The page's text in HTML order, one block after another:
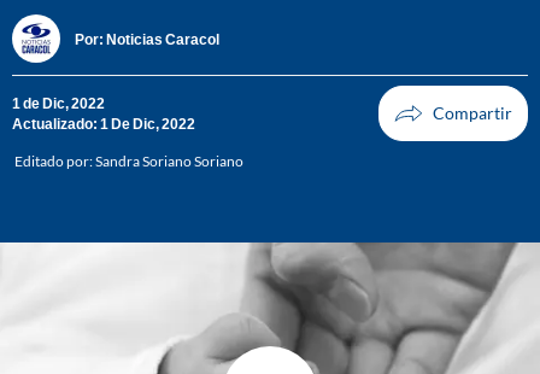
Por: Noticias Caracol
1 de Dic, 2022
Actualizado: 1 De Dic, 2022
Editado por:Sandra Soriano Soriano